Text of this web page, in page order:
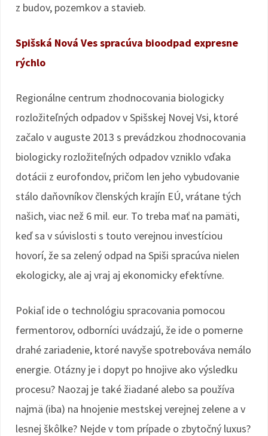
z budov, pozemkov a stavieb.
Spišská Nová Ves spracúva bioodpad expresne
rýchlo
Regionálne centrum zhodnocovania biologicky
rozložiteľných odpadov v Spišskej Novej Vsi, ktoré
začalo v auguste 2013 s prevádzkou zhodnocovania
biologicky rozložiteľných odpadov vzniklo vďaka
dotácii z eurofondov, pričom len jeho vybudovanie
stálo daňovníkov členských krajín EÚ, vrátane tých
našich, viac než 6 mil. eur. To treba mať na pamäti,
keď sa v súvislosti s touto verejnou investíciou
hovorí, že sa zelený odpad na Spiši spracúva nielen
ekologicky, ale aj vraj aj ekonomicky efektívne.
Pokiaľ ide o technológiu spracovania pomocou
fermentorov, odborníci uvádzajú, že ide o pomerne
drahé zariadenie, ktoré navyše spotrebováva nemálo
energie. Otázny je i dopyt po hnojive ako výsledku
procesu? Naozaj je také žiadané alebo sa používa
najmä (iba) na hnojenie mestskej verejnej zelene a v
lesnej škôlke? Nejde v tom prípade o zbytočný luxus?